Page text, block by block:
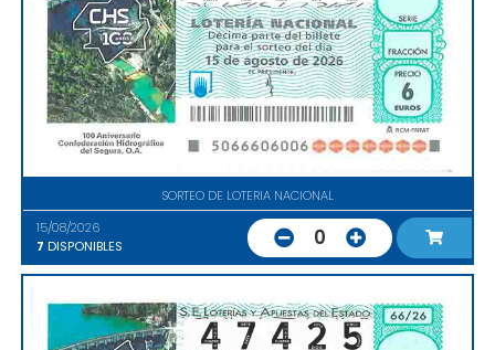
SORTEO DE LOTERIA NACIONAL
15/08/2026
7 DISPONIBLES 0